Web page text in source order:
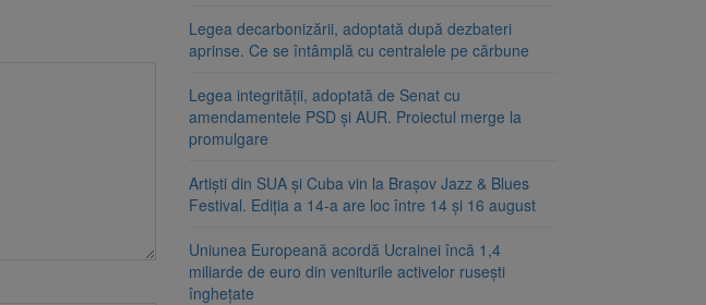
Legea decarbonizării, adoptată după dezbateri
aprinse. Ce se întâmplă cu centralele pe cărbune
Legea integrității, adoptată de Senat cu
amendamentele PSD și AUR. Proiectul merge la
promulgare
Artiști din SUA și Cuba vin la Brașov Jazz & Blues
Festival. Ediția a 14-a are loc între 14 și 16 august
Uniunea Europeană acordă Ucrainei încă 1,4
miliarde de euro din veniturile activelor rusești
înghețate